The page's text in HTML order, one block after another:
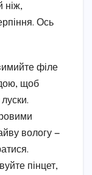
ніж,
Ось
філе
щоб
вологу —
пінцет,